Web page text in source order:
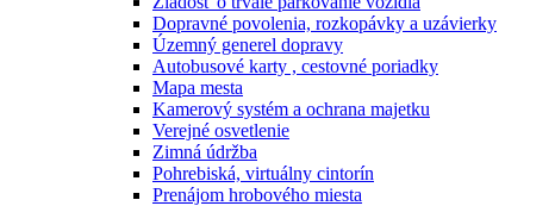
Dopravné povolenia, rozkopávky a uzávierky
Územný generel dopravy
Autobusové karty , cestovné poriadky
Mapa mesta
Kamerový systém a ochrana majetku
Verejné osvetlenie
Zimná údržba
Pohrebiská, virtuálny cintorín
Prenájom hrobového miesta